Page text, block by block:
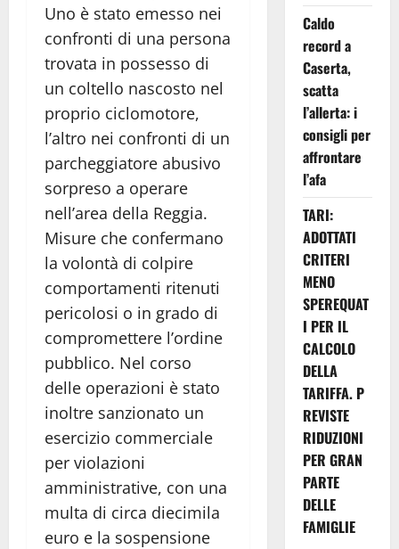
Uno è stato emesso nei
confronti di una persona
trovata in possesso di
un coltello nascosto nel
proprio ciclomotore,
l’altro nei confronti di un
parcheggiatore abusivo
sorpreso a operare
nell’area della Reggia.
Misure che confermano
la volontà di colpire
comportamenti ritenuti
pericolosi o in grado di
compromettere l’ordine
pubblico. Nel corso
delle operazioni è stato
inoltre sanzionato un
esercizio commerciale
per violazioni
amministrative, con una
multa di circa diecimila
euro e la sospensione
Caldo
record a
Caserta,
scatta
l’allerta: i
consigli per
affrontare
l’afa
TARI:
ADOTTATI
CRITERI
MENO
SPEREQUAT
I PER IL
CALCOLO
DELLA
TARIFFA. P
REVISTE
RIDUZIONI
PER GRAN
PARTE
DELLE
FAMIGLIE